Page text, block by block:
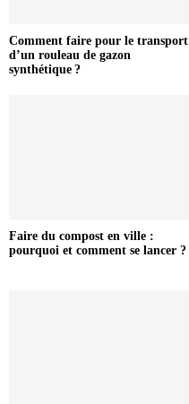
Comment faire pour le transport
d’un rouleau de gazon
synthétique ?
Faire du compost en ville :
pourquoi et comment se lancer ?